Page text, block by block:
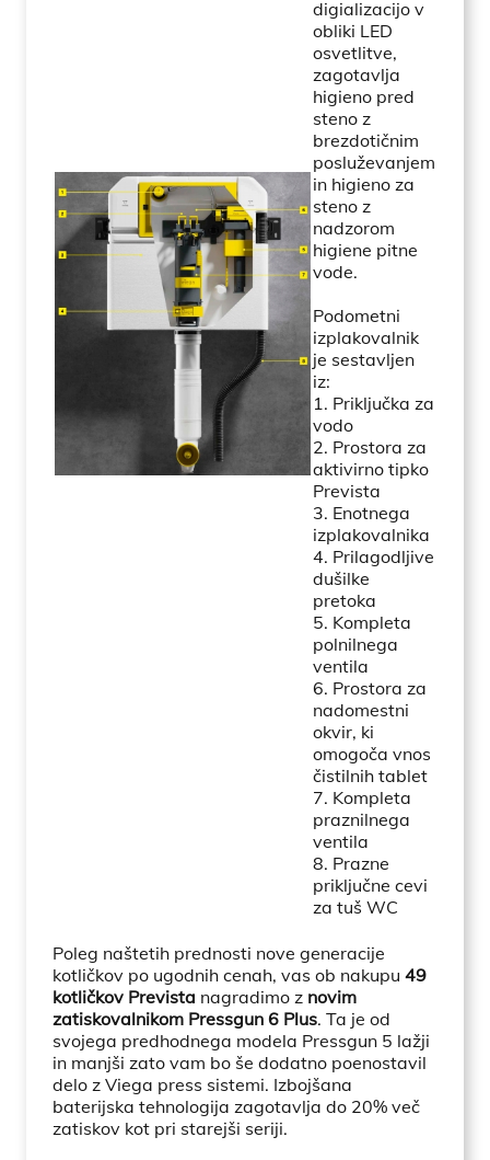
digializacijo v
obliki LED
osvetlitve,
zagotavlja
higieno pred
steno z
brezdotičnim
posluževanjem
in higieno za
steno z
nadzorom
higiene pitne
vode.
Podometni
izplakovalnik
je sestavljen
iz:
1. Priključka za
vodo
2. Prostora za
aktivirno tipko
Prevista
3. Enotnega
izplakovalnika
4. Prilagodljive
dušilke
pretoka
5. Kompleta
polnilnega
ventila
6. Prostora za
nadomestni
okvir, ki
omogoča vnos
čistilnih tablet
7. Kompleta
praznilnega
ventila
8. Prazne
priključne cevi
za tuš WC
Poleg naštetih prednosti nove generacije
kotličkov po ugodnih cenah, vas ob nakupu 49
kotličkov Prevista nagradimo z novim
zatiskovalnikom Pressgun 6 Plus. Ta je od
svojega predhodnega modela Pressgun 5 lažji
in manjši zato vam bo še dodatno poenostavil
delo z Viega press sistemi. Izbojšana
baterijska tehnologija zagotavlja do 20% več
zatiskov kot pri starejši seriji.